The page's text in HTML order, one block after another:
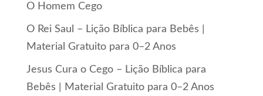
O Homem Cego
O Rei Saul – Lição Bíblica para Bebês |
Material Gratuito para 0–2 Anos
Jesus Cura o Cego – Lição Bíblica para
Bebês | Material Gratuito para 0–2 Anos